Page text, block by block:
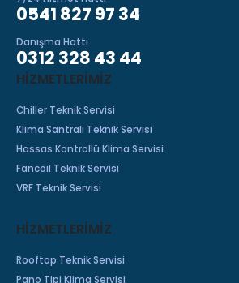
0541 827 97 34
Danışma Hattı
0312 328 43 44
HIZMETLERIMIZ
Chiller Teknik Servisi
Klima Santrali Teknik Servisi
Hassas Kontrollü Klima Servisi
Fancoil Teknik Servisi
VRF Teknik Servisi
HİZMETLERİMİZ
Rooftop Teknik Servisi
Pano Tipi Klima Servisi